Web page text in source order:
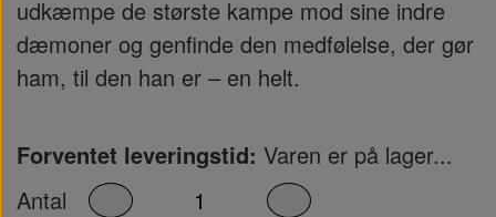
udkæmpe de største kampe mod sine indre
dæmoner og genfinde den medfølelse, der gør
ham, til den han er – en helt.
Forventet leveringstid: Varen er på lager...
Antal